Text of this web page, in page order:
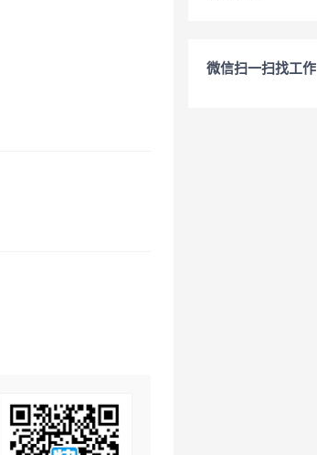
微信扫一扫找工作